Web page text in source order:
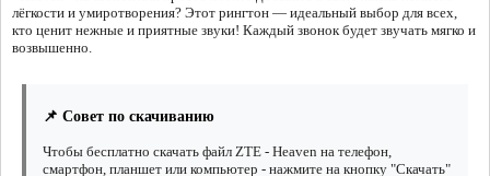
лёгкости и умиротворения? Этот рингтон — идеальный выбор для всех,
кто ценит нежные и приятные звуки! Каждый звонок будет звучать мягко и
возвышенно.
📌 Совет по скачиванию
Чтобы бесплатно скачать файл ZTE - Heaven на телефон,
смартфон, планшет или компьютер - нажмите на кнопку "Скачать"